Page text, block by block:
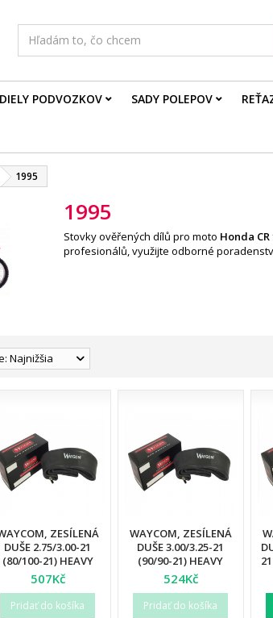
DIELY PODVOZKOV SADY POLEPOV
1995
1995
Stovky ověřených dílů pro moto Honda CR
profesionálů, využijte odborné
Najnižšia
ZESÍLENÁ
DUŠE 2.75/3.00-21
(80/100-21) HEAVY
DUTY (T20076W) (12)
507Kč
Pridať do košíka
WAYCOM, ZESÍLENÁ
DUŠE 3.00/3.25-21
(90/90-21) HEAVY
DUTY (T20075W) (12)
524Kč
Pridať do košíka